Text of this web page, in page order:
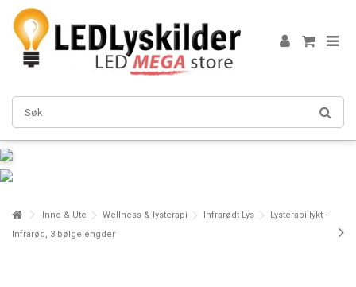
Inne & Ute Wellness & lysterapi Infrarødt Lys
Lysterapi-lykt -
Infrarød, 3 bølgelengder